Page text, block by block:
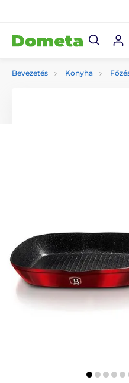
Bevezetés Konyha